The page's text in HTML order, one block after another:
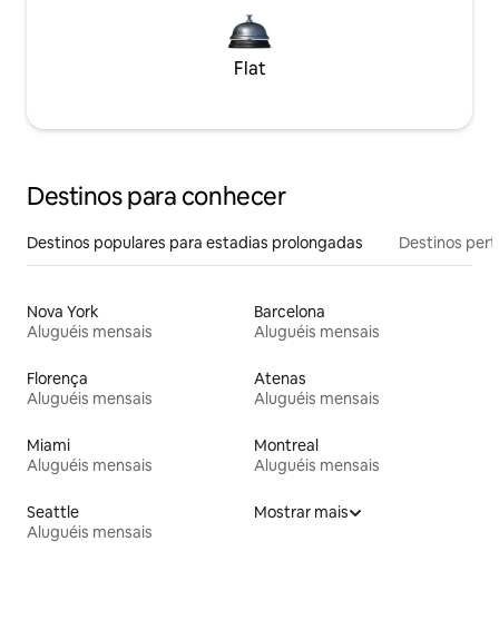
Flat
Destinos para conhecer
Destinos populares para estadias prolongadas Destinos
Nova York
Aluguéis mensais
Barcelona
Aluguéis mensais
Florença
Aluguéis mensais
Atenas
Aluguéis mensais
Miami
Aluguéis mensais
Montreal
Aluguéis mensais
Seattle
Aluguéis mensais
Mostrar mais